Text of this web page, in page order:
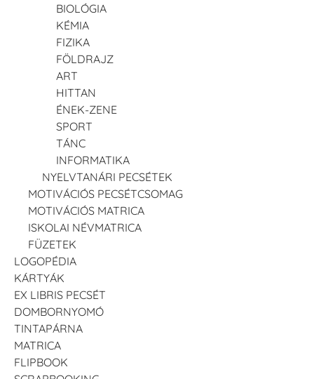
BIOLÓGIA
KÉMIA
FIZIKA
FÖLDRAJZ
ART
HITTAN
ÉNEK-ZENE
SPORT
TÁNC
INFORMATIKA
NYELVTANÁRI PECSÉTEK
MOTIVÁCIÓS PECSÉTCSOMAG
MOTIVÁCIÓS MATRICA
ISKOLAI NÉVMATRICA
FÜZETEK
LOGOPÉDIA
KÁRTYÁK
EX LIBRIS PECSÉT
DOMBORNYOMÓ
TINTAPÁRNA
MATRICA
FLIPBOOK